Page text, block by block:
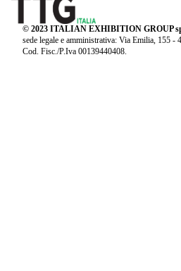
© 2023 ITALIAN EXHIBITION GROUP
sede legale e amministrativa: Via Emilia, 155 -
Cod. Fisc./P.Iva 00139440408.